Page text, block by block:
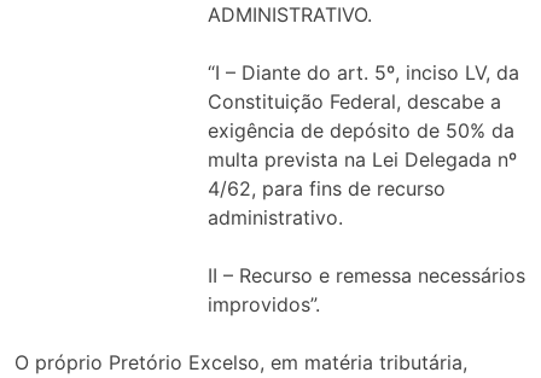
ADMINISTRATIVO.
“I – Diante do art. 5º, inciso LV, da
Constituição Federal, descabe a
exigência de depósito de 50% da
multa prevista na Lei Delegada nº
4/62, para fins de recurso
administrativo.
II – Recurso e remessa necessários
improvidos”.
O próprio Pretório Excelso, em matéria tributária,